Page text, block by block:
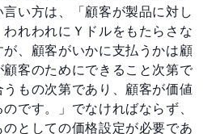
い方は、「顧客が製品に対し
れわれにＹドルをもたらさな
、顧客がいかに支払うかは顧
客のためにできること次第で
もの次第であり、顧客が価値
です。」でなければならず、
としての価格設定が必要であ